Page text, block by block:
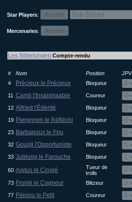
Star Players:
Mercenaries:
Les Nibelungen Compte-rendu
# Nom Position JPV
4
Précieux le Précieux Bloqueur
11 Camli l'Insaisissable Coureur
12 Alfried l'Édenté Bloqueur
19 Piergrimm le Réfléchi Bloqueur
23 Barbapoux le Fou Bloqueur
32 Gougli l'Opportuniste Bloqueur
33 Jublung le Farouche Bloqueur
60 Agitus le Cinglé
Tueur de
trolls
73 Fromli le Cogneur Blitzeur
77 Pépiou le Petit Coureur